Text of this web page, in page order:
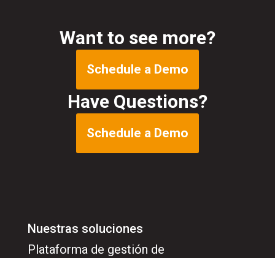
Want to see more?
Schedule a Demo
Have Questions?
Schedule a Demo
Nuestras soluciones
Plataforma de gestión de